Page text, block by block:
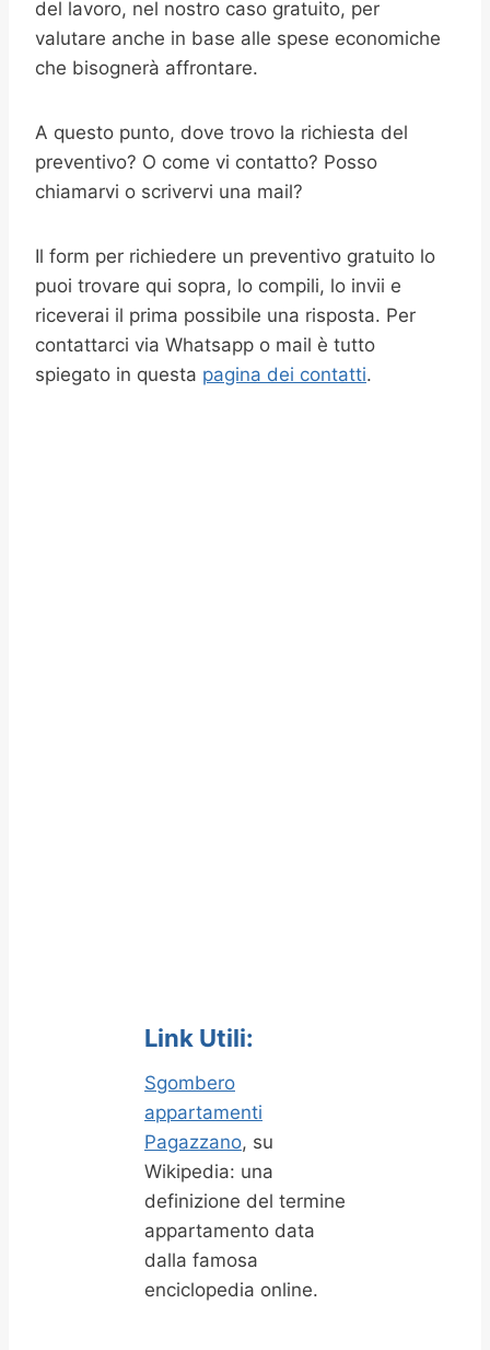
del lavoro, nel nostro caso gratuito, per
valutare anche in base alle spese economiche
che bisognerà affrontare.
A questo punto, dove trovo la richiesta del
preventivo? O come vi contatto? Posso
chiamarvi o scrivervi una mail?
Il form per richiedere un preventivo gratuito lo
puoi trovare qui sopra, lo compili, lo invii e
riceverai il prima possibile una risposta. Per
contattarci via Whatsapp o mail è tutto
spiegato in questa pagina dei contatti.
Link Utili:
Sgombero
appartamenti
Pagazzano, su
Wikipedia: una
definizione del termine
appartamento data
dalla famosa
enciclopedia online.